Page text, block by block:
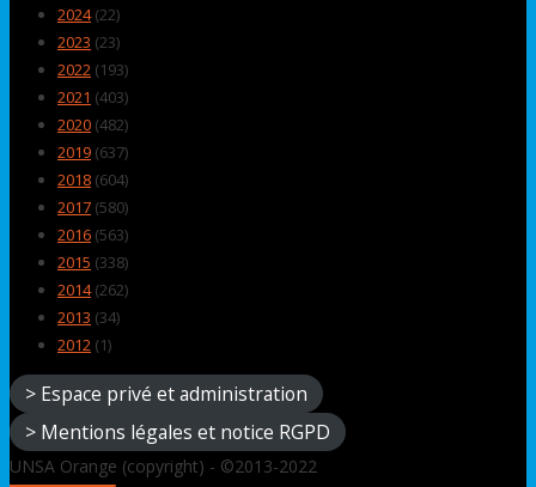
2024(22)
2023 (23)
2022 (193)
2021 (403)
2020 (482)
2019 (637)
2018 (604)
2017 (580)
2016 (563)
2015 (338)
2014(262)
2013 (34)
2012 (1)
> Espace privé et administration
> Mentions légales et notice RGPD
UNSA Orange (copyright) - ©2013-2022